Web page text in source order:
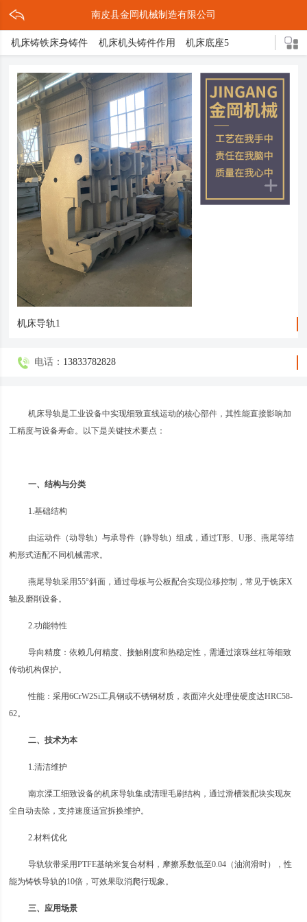
南皮县金岡机械制造有限公司
机床铸铁床身铸件 机床机头铸件作用 机床底座5
机床底座的结构 机头铸件 灰铁床身介绍 灰铁机床轴承座
球形立柱 机床铸件5 机床导轨3 灰铁机头铸件
压铸缩孔原因解决措施 球铁铸造三大亮点 机床底座铸造方式
机床底座是什么 轴承支架 箱体铸件 机床床脚 球墨铸件
球体磨床 机床铸铁 球铁铸件介绍
机床导轨1
电话： 13833782828
机床导轨是工业设备中实现细致直线运动的核心部件，其性能直接影响加
工精度与设备寿命。以下是关键技术要点：
一、结构与分类
1‌.基础结构‌
由运动件（动导轨）与承导件（静导轨）组成，通过T形、U形、燕尾等结
构形式适配不同机械需求‌。
燕尾导轨采用55°斜面，通过母板与公板配合实现位移控制，常见于铣床X
轴及磨削设备‌。
2.功能特性‌
‌导向精度‌：依赖几何精度、接触刚度和热稳定性，需通过滚珠丝杠等细致
传动机构保护‌。
‌性能‌：采用6CrW2Si工具钢或不锈钢材质，表面淬火处理使硬度达HRC58-
62‌。
二、技术为本
1‌.清洁维护‌
南京溧工细致设备的机床导轨集成清理毛刷结构，通过滑槽装配块实现灰
尘自动去除，支持速度适宜拆换维护‌。
2.材料优化‌
导轨软带采用PTFE基纳米复合材料，摩擦系数低至0.04（油润滑时），性
能为铸铁导轨的10倍，可效果取消爬行现象‌。
三、应用场景